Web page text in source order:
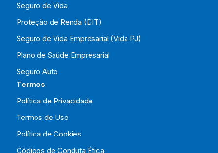
Seguro de Vida
Proteção de Renda (DIT)
Seguro de Vida Empresarial (Vida PJ)
Plano de Saúde Empresarial
Seguro Auto
Termos
Política de Privacidade
Termos de Uso
Política de Cookies
Códigos de Conduta Ética